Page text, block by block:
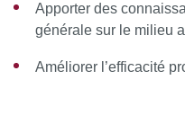
Apporter des
générale sur le milieu
Améliorer l’efficacité